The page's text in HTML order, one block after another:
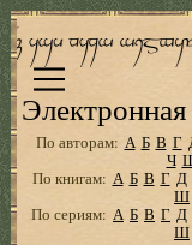
По авторам: А Б В Г
Ч
По книгам: А Б В Г Д
Ш
По сериям: А Б В Г Д
Ш